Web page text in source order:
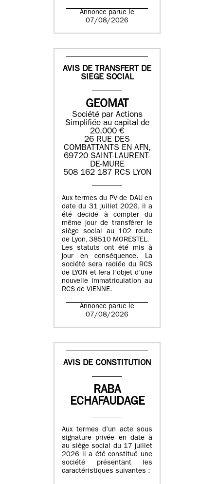
Annonce parue le
07/08/2026
AVIS DE TRANSFERT DE
SIEGE SOCIAL
GEOMAT
Société par Actions
Simplifiée au capital de
20.000 €
26 RUE DES
COMBATTANTS EN AFN,
69720 SAINT-LAURENT-
DE-MURE
508 162 187 RCS LYON
Aux termes du PV de DAU en
date du 31 juillet 2026, il a
été décidé à compter du
même jour de transférer le
siège social au 102 route
de Lyon, 38510 MORESTEL.
Les statuts ont été mis à
jour en conséquence. La
société sera radiée du RCS
de LYON et fera l’objet d’une
nouvelle immatriculation au
RCS de VIENNE.
Annonce parue le
07/08/2026
AVIS DE CONSTITUTION
RABA
ECHAFAUDAGE
Aux termes d’un acte sous
signature privée en date à
au siège social du 17 juillet
2026 il a été constitué une
société présentant les
caractéristiques suivantes :